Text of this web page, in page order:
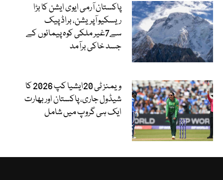
پاکستان آرمی ایوی ایشن کا بڑا
ریسکیو آپریشن، براڈ پیک
سے7غیر ملکی کوہ پیمائوں کے
جسد خاکی برآمد
ویمنز ٹی 20ایشیا کپ 2026 کا
شیڈول جاری، پاکستان اور بھارت
ایک ہی گروپ میں شامل